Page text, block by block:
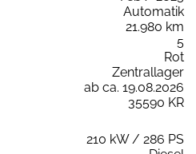
Automatik
21.980 km
5
Rot
Zentrallager
ab ca. 19.08.2026
35590 KR
210 kW / 286 PS